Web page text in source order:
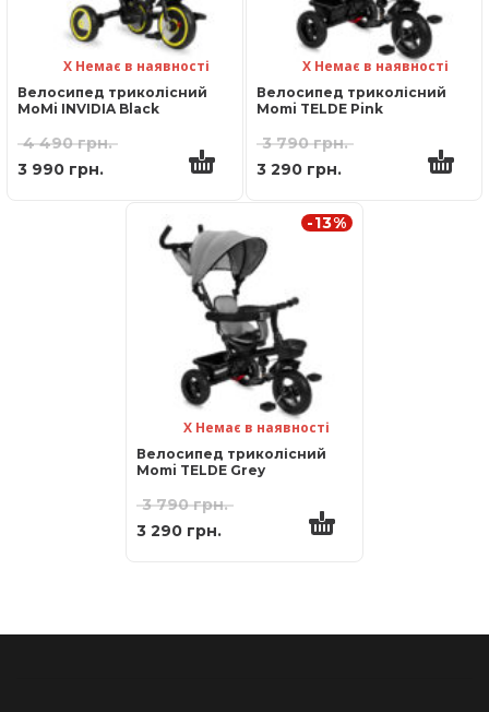
Велосипед триколісний
MoMi INVIDIA Black
Х Немає в наявності
4 490грн.
3 990 грн.
Велосипед триколісний
Momi TELDE Pink
Х Немає в наявності
3 790грн.
3 290 грн.
-13%
Велосипед триколісний
Momi TELDE Grey
Х Немає в наявності
3 790грн.
3 290 грн.